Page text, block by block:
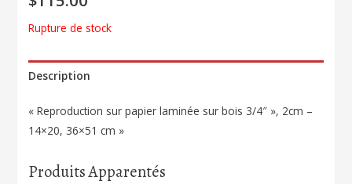
Rupture de stock
Description
« Reproduction sur papier laminée sur bois 3/4″ », 2cm –
14×20, 36×51 cm »
Produits Apparentés